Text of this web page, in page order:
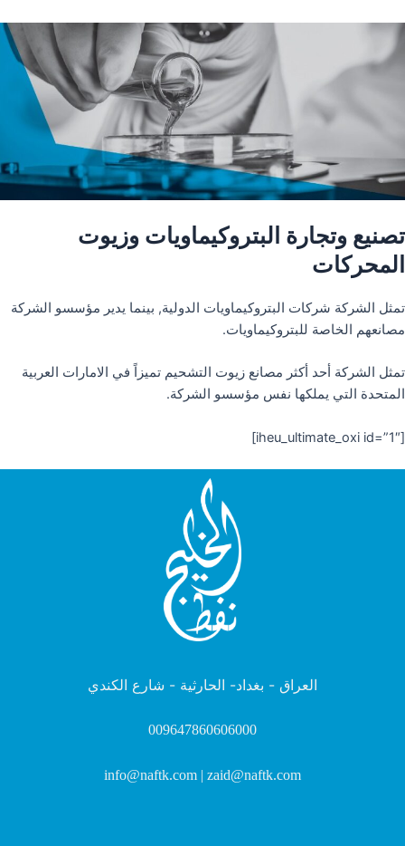
تصنيع وتجارة البتروكيماويات وزيوت
المحركات
تمثل الشركة شركات البتروكيماويات الدولية, بينما يدير مؤسسو الشركة
مصانعهم الخاصة للبتروكيماويات.
تمثل الشركة أحد أكثر مصانع زيوت التشحيم تميزاً في الامارات العربية
المتحدة التي يملكها نفس مؤسسو الشركة.
[iheu_ultimate_oxi id=”1″]
العراق - بغداد- الحارثية - شارع الكندي
009647860606000
info@naftk.com | zaid@naftk.com